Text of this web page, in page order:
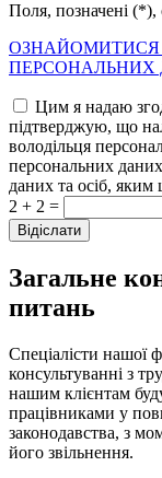
Поля, позначені (*),
ОЗНАЙОМИТИСЯ
ПЕРСОНАЛЬНИХ
Цим я надаю
підтверджую, що
володільця
персональних
даних та осіб, яким
2 + 2 =
Загальне
питань
Спеціалісти нашої
консультуванні з
нашим клієнтам
працівниками у
законодавства, з
його звільнення.